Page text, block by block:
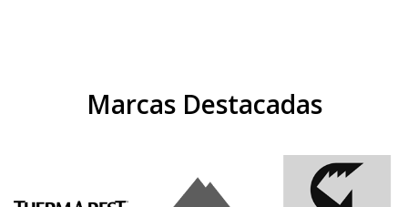
Marcas Destacadas